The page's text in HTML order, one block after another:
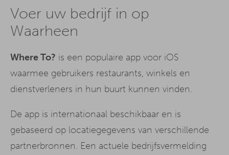
Voer uw bedrijf in op
Waarheen
Where To? is een populaire app voor iOS
waarmee gebruikers restaurants, winkels en
dienstverleners in hun buurt kunnen vinden.
De app is internationaal beschikbaar en is
gebaseerd op locatiegegevens van verschillende
partnerbronnen. Een actuele bedrijfsvermelding